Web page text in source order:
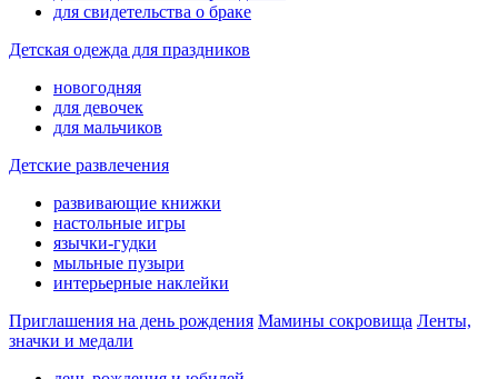
для свидетельства о браке
Детская одежда для праздников
новогодняя
для девочек
для мальчиков
Детские развлечения
развивающие книжки
настольные игры
язычки-гудки
мыльные пузыри
интерьерные наклейки
Приглашения на день рождения Мамины сокровища Ленты,
значки и медали